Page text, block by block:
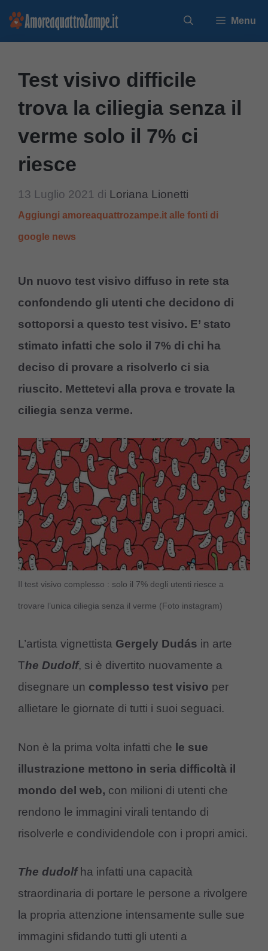
Vai
Menu
Test visivo difficile
trova la ciliegia senza il
verme solo il 7% ci
riesce
13 Luglio 2021 di Loriana Lionetti
Aggiungi amoreaquattrozampe.it alle fonti di
google news
Un nuovo test visivo diffuso in rete sta
confondendo gli utenti che decidono di
sottoporsi a questo test visivo. E’ stato
stimato infatti che solo il 7% di chi ha
deciso di provare a risolverlo ci sia
riuscito. Mettetevi alla prova e trovate la
ciliegia senza verme.
Il test visivo complesso : solo il 7% degli utenti riesce a
trovare l’unica ciliegia senza il verme (Foto instagram)
L’artista vignettista Gergely Dudás in arte
The Dudolf, si è divertito nuovamente a
disegnare un complesso test visivo per
allietare le giornate di tutti i suoi seguaci.
Non è la prima volta infatti che le sue
illustrazione mettono in seria difficoltà il
mondo del web, con milioni di utenti che
rendono le immagini virali tentando di
risolverle e condividendole con i propri amici.
The dudolf ha infatti una capacità
straordinaria di portare le persone a rivolgere
la propria attenzione intensamente sulle sue
immagini sfidando tutti gli utenti a